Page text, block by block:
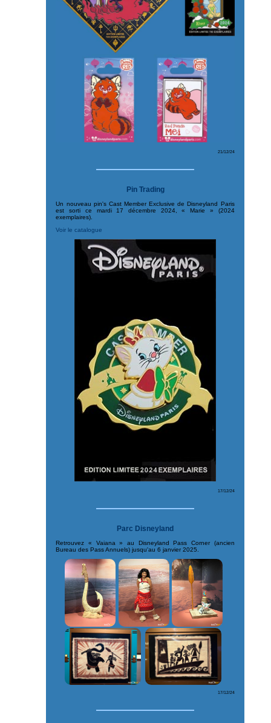
21/12/24
Pin Trading
Un nouveau pin's Cast Member Exclusive de Disneyland Paris
est sorti ce mardi 17 décembre 2024, « Marie » (2024
exemplaires).
Voir le catalogue
17/12/24
Parc Disneyland
Retrouvez « Vaiana » au Disneyland Pass Corner (ancien
Bureau des Pass Annuels) jusqu'au 6 janvier 2025.
17/12/24